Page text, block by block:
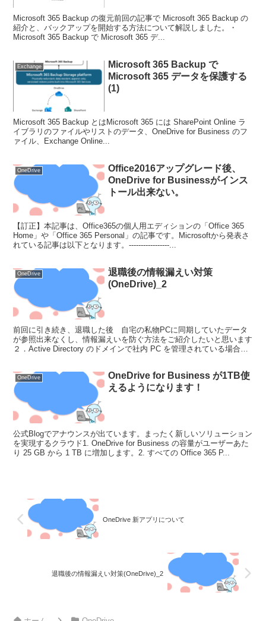
Microsoft 365 Backup の復元前回の記事で Microsoft 365 Backup の
紹介と、バックアップを開始する方法について解説しました。・
Microsoft 365 Backup で Microsoft 365 デ...
Exchange
Microsoft 365 Backup で
Microsoft 365 データを保護する
(1)
Microsoft 365 Backup とはMicrosoft 365 には SharePoint Online ラ
イブラリのファイルやリストのデータ、OneDrive for Business のフ
ァイル、Exchange Online...
OneDrive
Office2016アップグレード後、
OneDrive for Businessがインス
トール出来ない。
【訂正】本記事は、Office365の個人用エディションの「Office 365
Home」や「Office 365 Personal」の記事です。Microsoftから発表さ
れている記事は以下となります。-----------------...
OneDrive
退職後の情報漏えい対策
(OneDrive)_2
前回に引き続き、退職した後 自宅の私物PCに同期していたデータ
が参照出来なくし、情報漏えいを防ぐ方法をご紹介したいと思います
２．Active Directory のドメインで社内 PC を管理されている場合に
OneDrive
OneDrive for Business が1TB使
えるようになります！
公式Blogでアナウンスが出ています。まったく新しいソリューション
を実現するクラウド1. OneDrive for Business の容量がユーザーあた
り 25 GB から 1 TB に増加します。2. すべての Office 365 P...
OneDrive 新アプリについて
退職後の情報漏えい対策(OneDrive)_2